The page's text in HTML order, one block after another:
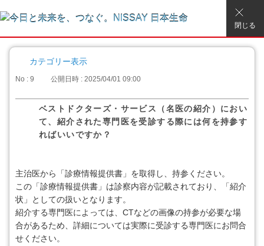
閉じる
カテゴリー表示
No : 9 公開日時 : 2025/04/01 09:00
ベストドクターズ・サービス（名医の紹介）におい
て、紹介された専門医を受診する際には何を持参す
ればいいですか？
主治医から「診療情報提供書」を取得し、持参ください。
この「診療情報提供書」は診察内容が記載されており、「紹介
状」としての扱いとなります。
紹介する専門医によっては、CTなどの画像の持参が必要な場
合があるため、詳細については実際に受診する専門医にお問合
せください。